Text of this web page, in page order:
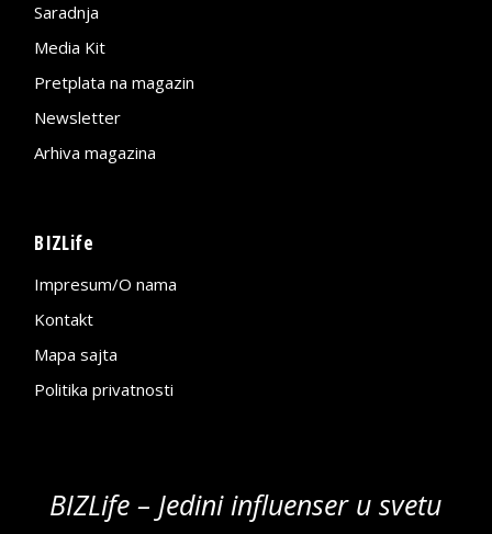
Saradnja
Media Kit
Pretplata na magazin
Newsletter
Arhiva magazina
BIZLife
Impresum/O nama
Kontakt
Mapa sajta
Politika privatnosti
BIZLife – Jedini influenser u svetu